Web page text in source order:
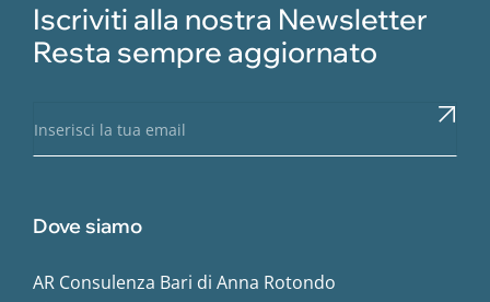
Iscriviti alla nostra Newsletter
Resta sempre aggiornato
Dove siamo
AR Consulenza Bari di Anna Rotondo